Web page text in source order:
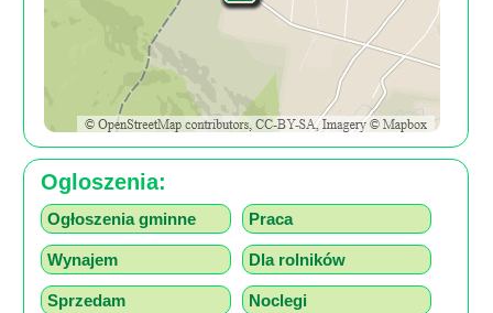
Ogloszenia:
Ogłoszenia gminne Praca
Wynajem Dla rolników
Sprzedam Noclegi